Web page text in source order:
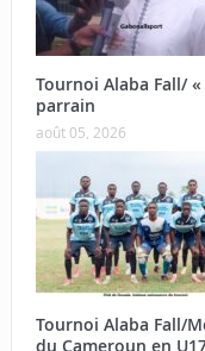
Tournoi Alaba Fall/
parrain
août 05, 2026
Tournoi Alaba Fall/
du Cameroun en